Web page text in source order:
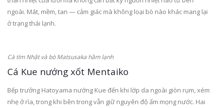
ngoài. Mát, mềm, tan — cảm giác mà không loại bò nào khác mang lại
ở trạng thái lạnh.
Cà tím Nhật và bò Matsusaka hầm lạnh
Cá Kue nướng xốt Mentaiko
Bếp trưởng Hatoyama nướng Kue đến khi lớp da ngoài giòn rụm, xém
nhẹ ở rìa, trong khi bên trong vẫn giữ nguyên độ ẩm mọng nước. Hai